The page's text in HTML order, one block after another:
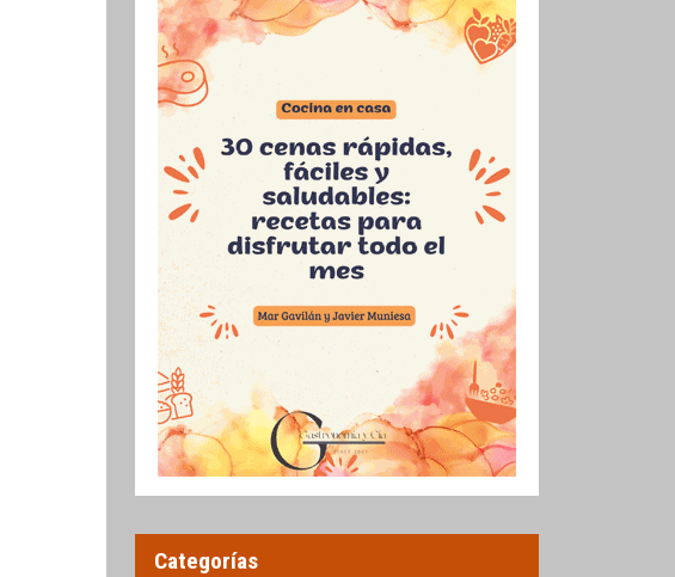
Categorías